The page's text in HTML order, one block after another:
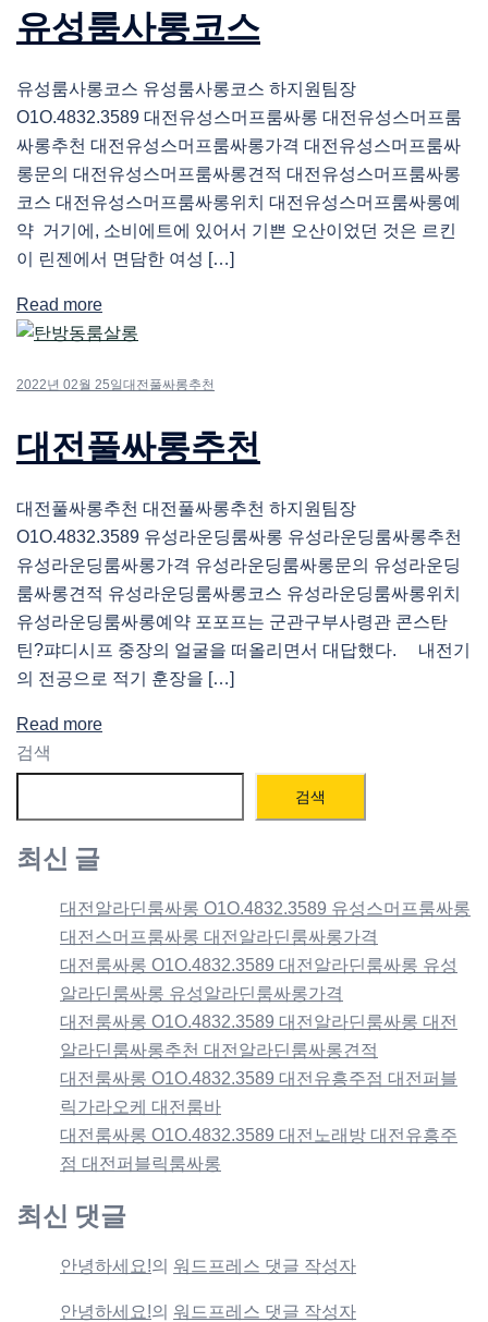
유성룸사롱코스
유성룸사롱코스 유성룸사롱코스 하지원팀장
O1O.4832.3589 대전유성스머프룸싸롱 대전유성스머프룸
싸롱추천 대전유성스머프룸싸롱가격 대전유성스머프룸싸
롱문의 대전유성스머프룸싸롱견적 대전유성스머프룸싸롱
코스 대전유성스머프룸싸롱위치 대전유성스머프룸싸롱예
약 거기에, 소비에트에 있어서 기쁜 오산이었던 것은 르킨
이 린젠에서 면담한 여성 […]
Read more
2022년 02월 25일 대전풀싸롱추천
대전풀싸롱추천
대전풀싸롱추천 대전풀싸롱추천 하지원팀장
O1O.4832.3589 유성라운딩룸싸롱 유성라운딩룸싸롱추천
유성라운딩룸싸롱가격 유성라운딩룸싸롱문의 유성라운딩
룸싸롱견적 유성라운딩룸싸롱코스 유성라운딩룸싸롱위치
유성라운딩룸싸롱예약 포포프는 군관구부사령관 콘스탄
틴?퍄디시프 중장의 얼굴을 떠올리면서 대답했다. 내전기
의 전공으로 적기 훈장을 […]
Read more
검색
검색
최신 글
대전알라딘룸싸롱 O1O.4832.3589 유성스머프룸싸롱
대전스머프룸싸롱 대전알라딘룸싸롱가격
대전룸싸롱 O1O.4832.3589 대전알라딘룸싸롱 유성
알라딘룸싸롱 유성알라딘룸싸롱가격
대전룸싸롱 O1O.4832.3589 대전알라딘룸싸롱 대전
알라딘룸싸롱추천 대전알라딘룸싸롱견적
대전룸싸롱 O1O.4832.3589 대전유흥주점 대전퍼블
릭가라오케 대전룸바
대전룸싸롱 O1O.4832.3589 대전노래방 대전유흥주
점 대전퍼블릭룸싸롱
최신 댓글
안녕하세요!의 워드프레스 댓글 작성자
안녕하세요!의 워드프레스 댓글 작성자